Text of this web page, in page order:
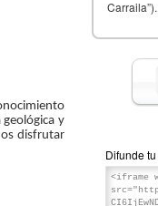
y
disfrutar
Difunde